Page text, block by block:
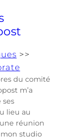
>>
du comité
m’a
ses
lieu au
réunion
studio